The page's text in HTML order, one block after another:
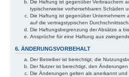
Die Haftung ist gegenüber Verbrauchern
typischerweise vorhersehbaren Schäden
Die Haftung ist gegenüber Unternehmern
auf die vertragstypischen
Die Haftungsbegrenzung der Absätze a
Ansprüche für eine Haftung aus
6. ÄNDERUNGSVORBEHALT
Der Betreiber ist berechtigt, die
Der Nutzer ist berechtigt, den
Die Änderungen gelten als anerkannt